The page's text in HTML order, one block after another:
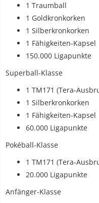
1 Traumball
1 Goldkronkorken
1 Silberkronkorken
1 Fähigkeiten-Kapsel
150.000 Ligapunkte
Superball-Klasse
1 TM171 (Tera-
1 Silberkronkorken
1 Fähigkeiten-Kapsel
60.000 Ligapunkte
Pokéball-Klasse
1 TM171 (Tera-
20.000 Ligapunkte
Anfänger-Klasse